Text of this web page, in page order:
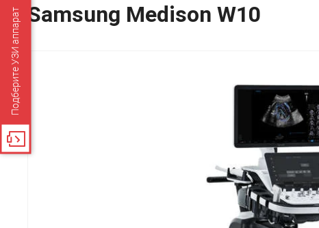
Samsung Medison W10
Подберите УЗИ аппарат